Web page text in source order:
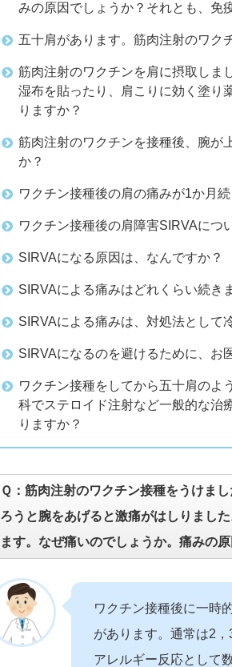
みの原因でしょうか？それとも、免
五十肩があります。筋肉注射のワク
筋肉注射のワクチンを肩に摂取しま
湿布を貼ったり、肩こりに効く塗り
りますか？
筋肉注射のワクチンを接種後、腕が
か？
ワクチン接種後の肩の痛みが1か月
ワクチン接種後の肩障害SIRVAにつ
SIRVAになる原因は、なんですか？
SIRVAによる痛みはどれくらい続き
SIRVAによる痛みは、対処法として
SIRVAになるのを避けるために、お
ワクチン接種をしてから五十肩のよ
科でステロイド注射など一般的な治
りますか？
Ｑ：筋肉注射のワクチン接種をうけま
ろうと腕をあげると激痛がはしりまし
ます。なぜ痛いのでしょうか。痛みの
ワクチン接種後に一時
があります。通常は2
アレルギー反応として